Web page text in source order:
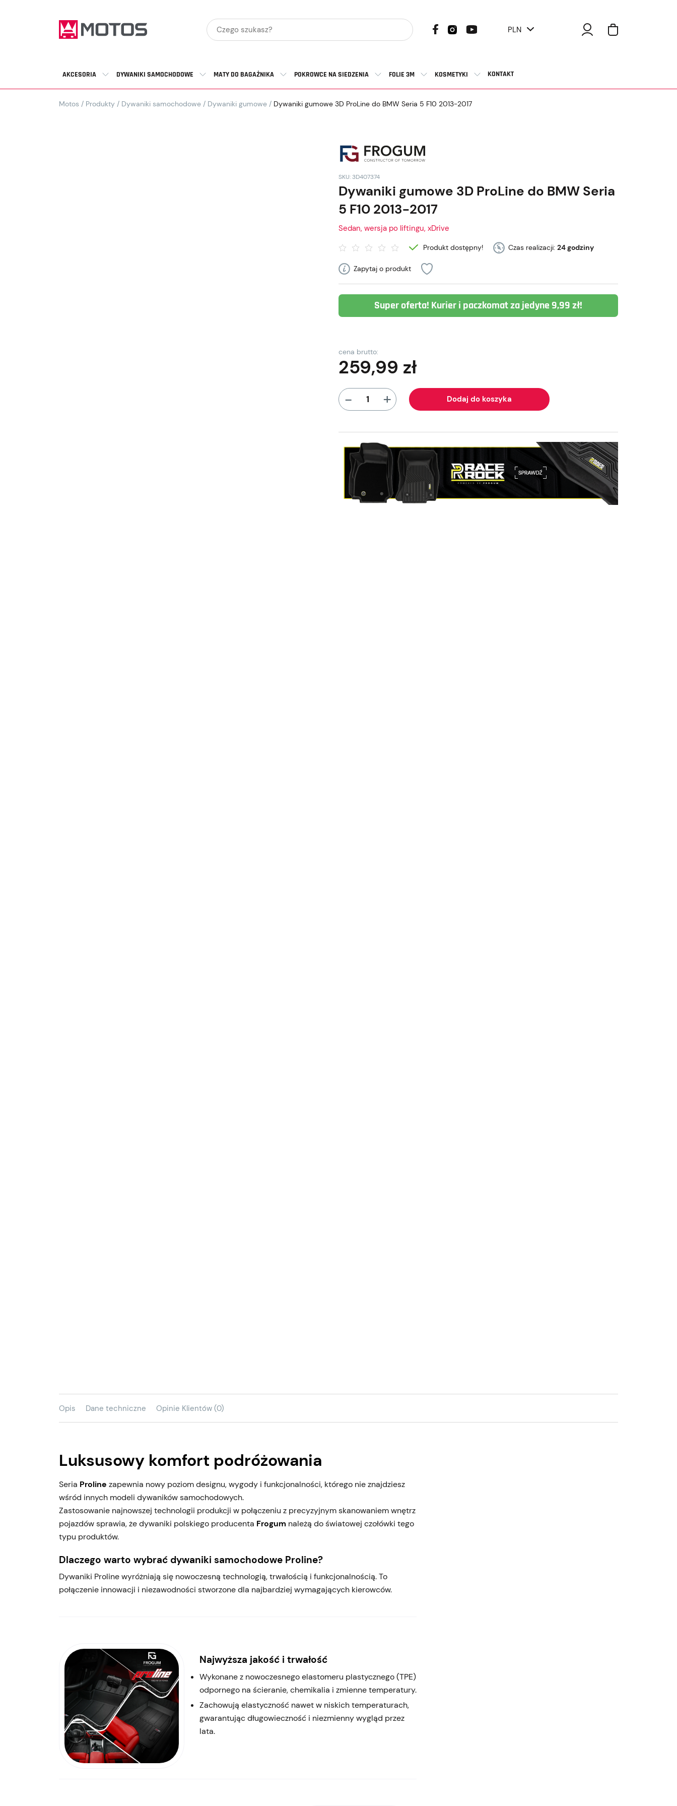
PLN
AKCESORIA DYWANIKI SAMOCHODOWE MATY DO BAGAŻNIKA POKROWCE NA SIEDZENIA FOLIE 3M KOSMETYKI KONTAKT
Motos / Produkty / Dywaniki samochodowe / Dywaniki gumowe / Dywaniki gumowe 3D ProLine do BMW Seria 5 F10 2013-2017
SKU: 3D407374
Dywaniki gumowe 3D ProLine do BMW Seria
5 F10 2013-2017
Sedan, wersja po liftingu, xDrive
Produkt dostępny! Czas realizacji: 24 godziny
Zapytaj o produkt
Super oferta! Kurier i paczkomat za jedyne 9,99 zł!
cena brutto:
259,99 zł
- + Dodaj do koszyka
Opis Dane techniczne Opinie Klientów (0)
Luksusowy komfort podróżowania
Seria Proline zapewnia nowy poziom designu, wygody i funkcjonalności, którego nie znajdziesz
wśród innych modeli dywaników samochodowych.
Zastosowanie najnowszej technologii produkcji w połączeniu z precyzyjnym skanowaniem wnętrz
pojazdów sprawia, że dywaniki polskiego producenta Frogum należą do światowej czołówki tego
typu produktów.
Dlaczego warto wybrać dywaniki samochodowe Proline?
Dywaniki Proline wyróżniają się nowoczesną technologią, trwałością i funkcjonalnością. To
połączenie innowacji i niezawodności stworzone dla najbardziej wymagających kierowców.
Najwyższa jakość i trwałość
Wykonane z nowoczesnego elastomeru plastycznego (TPE)
odpornego na ścieranie, chemikalia i zmienne temperatury.
Zachowują elastyczność nawet w niskich temperaturach,
gwarantując długowieczność i niezmienny wygląd przez
lata.